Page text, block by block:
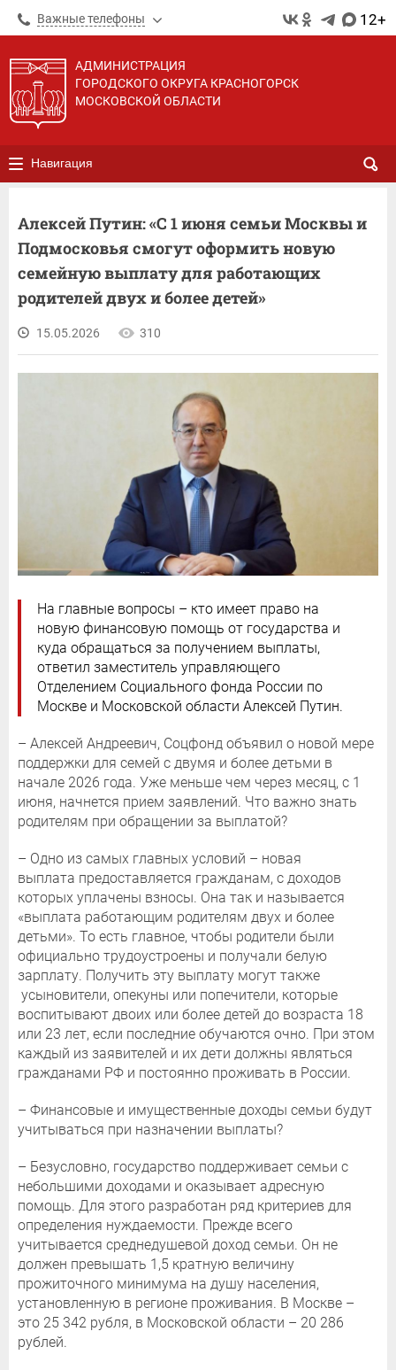
Важные телефоны 12+
АДМИНИСТРАЦИЯ
ГОРОДСКОГО ОКРУГА КРАСНОГОРСК
МОСКОВСКОЙ ОБЛАСТИ
Навигация
Алексей Путин: «С 1 июня семьи Москвы и
Подмосковья смогут оформить новую
семейную выплату для работающих
родителей двух и более детей»
15.05.2026 310
На главные вопросы – кто имеет право на
новую финансовую помощь от государства и
куда обращаться за получением выплаты,
ответил заместитель управляющего
Отделением Социального фонда России по
Москве и Московской области Алексей Путин.
– Алексей Андреевич, Соцфонд объявил о новой мере
поддержки для семей с двумя и более детьми в
начале 2026 года. Уже меньше чем через месяц, с 1
июня, начнется прием заявлений. Что важно знать
родителям при обращении за выплатой?
– Одно из самых главных условий – новая
выплата предоставляется гражданам, с доходов
которых уплачены взносы. Она так и называется
«выплата работающим родителям двух и более
детьми». То есть главное, чтобы родители были
официально трудоустроены и получали белую
зарплату. Получить эту выплату могут также
усыновители, опекуны или попечители, которые
воспитывают двоих или более детей до возраста 18
или 23 лет, если последние обучаются очно. При этом
каждый из заявителей и их дети должны являться
гражданами РФ и постоянно проживать в России.
– Финансовые и имущественные доходы семьи будут
учитываться при назначении выплаты?
– Безусловно, государство поддерживает семьи с
небольшими доходами и оказывает адресную
помощь. Для этого разработан ряд критериев для
определения нуждаемости. Прежде всего
учитывается среднедушевой доход семьи. Он не
должен превышать 1,5 кратную величину
прожиточного минимума на душу населения,
установленную в регионе проживания. В Москве –
это 25 342 рубля, в Московской области – 20 286
рублей.